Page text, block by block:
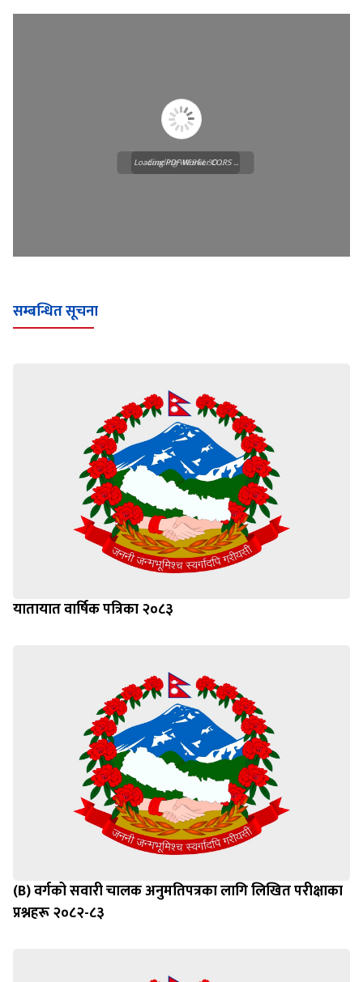
Loading WEBGL 3D ...
Loading PDF Worker CORS ...
सम्बन्धित सूचना
यातायात वार्षिक पत्रिका २०८३
(B) वर्गको सवारी चालक अनुमतिपत्रका लागि लिखित परीक्षाका
प्रश्नहरू २०८२-८३